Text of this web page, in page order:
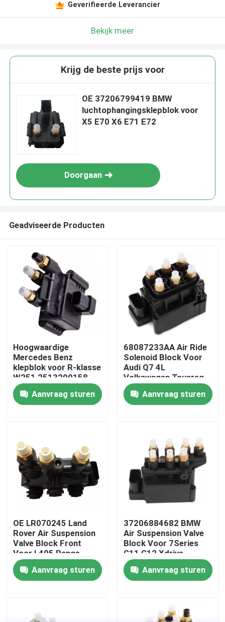
Producten
Video's
Fabriekstocht
Kwaliteitscontrole
Neem contact met ons op
Nieuws
Autoverhangingssysteem
Geverifieerde Leverancier
Bekijk meer
Krijg de beste prijs voor
OE 37206799419 BMW
luchtophangingsklepblok voor
X5 E70 X6 E71 E72
Doorgaan
Geadviseerde Producten
Hoogwaardige
Mercedes Benz
klepblok voor R-klasse
W251 2513200158
Aanvraag sturen
68087233AA Air Ride
Solenoid Block Voor
Audi Q7 4L
Volkswagen Touareg
Porsche Cayenne 955
Aanvraag sturen
OE LR070245 Land
Rover Air Suspension
Valve Block Front
Voor L405 Range
Rover
Aanvraag sturen
37206884682 BMW
Air Suspension Valve
Block Voor 7Series
G11 G12 Xdrive
Aanvraag sturen